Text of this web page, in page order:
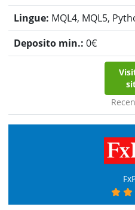
MQL4, MQL5,
0€